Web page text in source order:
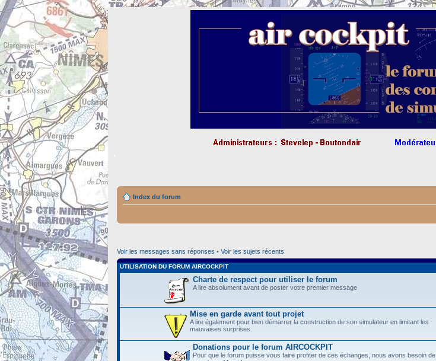
Index du forum
Voir les messages sans réponses • Voir les sujets récents
UTILISATION DU FORUM AIRCOCKPIT
Charte de respect pour utiliser le forum
A lire absolument avant de poster votre premier message
Mise en garde avant tout projet
A lire également pour bien démarrer la construction de son simulateur en limitant les
mauvaises surprises.
Donations pour le forum AIRCOCKPIT
Pour que le forum puisse vous faire profiter de ces échanges, nous avons besoin de